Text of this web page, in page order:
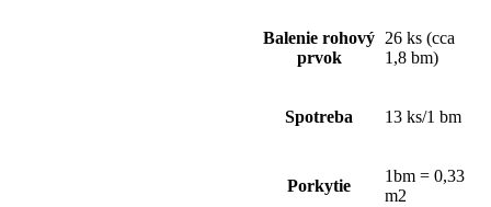
Balenie rohový
prvok
26 ks (cca
1,8 bm)
Spotreba 13 ks/1 bm
Porkytie
1bm = 0,33
m2